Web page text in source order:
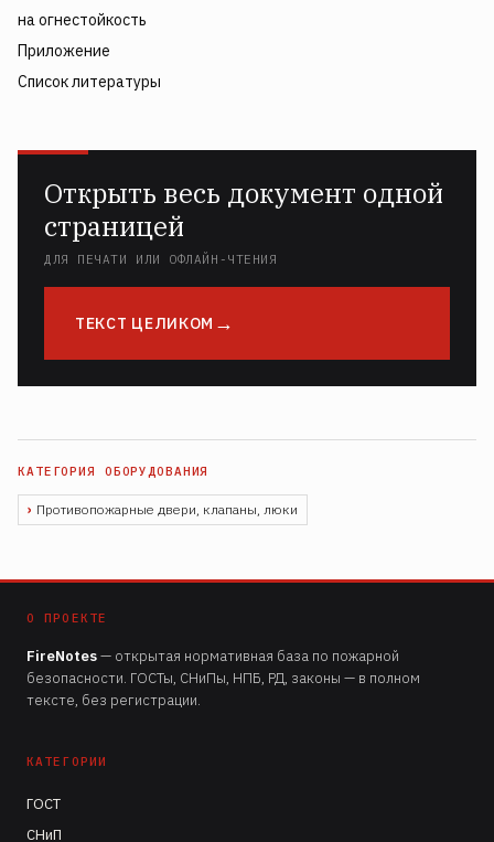
на огнестойкость
Приложение
Список литературы
Открыть весь документ одной
страницей
ДЛЯ ПЕЧАТИ ИЛИ ОФЛАЙН-ЧТЕНИЯ
ТЕКСТ ЦЕЛИКОМ
Противопожарные двери, клапаны, люки
О ПРОЕКТЕ
FireNotes— открытая нормативная база по пожарной
безопасности. ГОСТы, СНиПы, НПБ, РД, законы — в полном
тексте, без регистрации.
КАТЕГОРИИ
ГОСТ
СНиП